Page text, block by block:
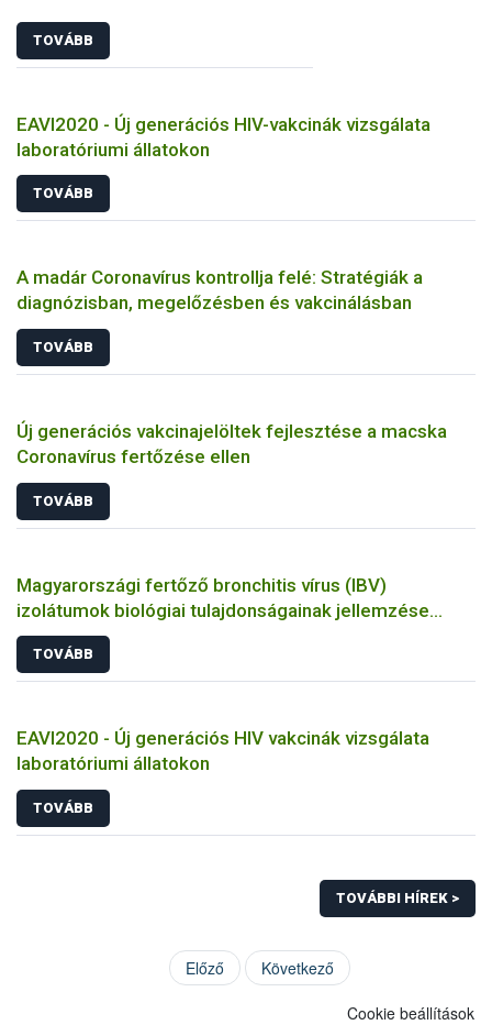
TOVÁBB
EAVI2020 - Új generációs HIV-vakcinák vizsgálata
laboratóriumi állatokon
TOVÁBB
A madár Coronavírus kontrollja felé: Stratégiák a
diagnózisban, megelőzésben és vakcinálásban
TOVÁBB
Új generációs vakcinajelöltek fejlesztése a macska
Coronavírus fertőzése ellen
TOVÁBB
Magyarországi fertőző bronchitis vírus (IBV)
izolátumok biológiai tulajdonságainak jellemzése
állatkísérletes és molekuláris biológiai eszközökkel
TOVÁBB
EAVI2020 - Új generációs HIV vakcinák vizsgálata
laboratóriumi állatokon
TOVÁBB
TOVÁBBI HÍREK >
Előző Következő
Cookie beállítások